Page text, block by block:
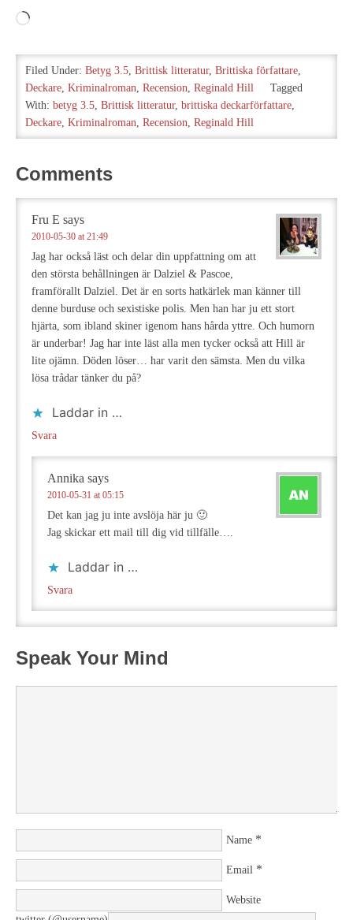
Laddar
…
Filed Under: Betyg 3.5, Brittisk litteratur, Brittiska författare,
Deckare, Kriminalroman, Recension, Reginald Hill
Tagged
With: betyg 3.5, Brittisk litteratur, brittiska deckarförfattare,
Deckare, Kriminalroman, Recension, Reginald Hill
Comments
Fru E says
2010-05-30 at 21:49
Jag har också läst och delar din uppfattning om att
den största behållningen är Dalziel & Pascoe,
framförallt Dalziel. Det är en sorts hatkärlek man känner till
denne burduse och sexistiske polis. Men han har ju ett stort
hjärta, som ibland skiner igenom hans hårda yttre. Och humorn
är underbar! Jag har inte läst alla men tycker också att Hill är
lite ojämn. Döden löser… har varit den sämsta. Men du vilka
lösa trådar tänker du på?
Laddar in …
Svara
Annika says
2010-05-31 at 05:15
Det kan jag ju inte avslöja här ju 🙂
Jag skickar ett mail till dig vid tillfälle….
Laddar in …
Svara
Speak Your Mind
Name *
Email *
Website